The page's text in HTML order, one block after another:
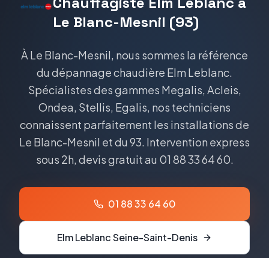
Le Blanc-Mesnil (93)
À Le Blanc-Mesnil, nous sommes la référence
du dépannage chaudière Elm Leblanc.
Spécialistes des gammes Megalis, Acleis,
Ondea, Stellis, Egalis, nos techniciens
connaissent parfaitement les installations de
Le Blanc-Mesnil et du 93. Intervention express
sous 2h, devis gratuit au 01 88 33 64 60.
01 88 33 64 60
Elm LeblancSeine-Saint-Denis